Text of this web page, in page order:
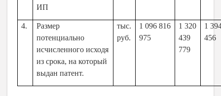
ИП
4.
Размер
потенциально
исчисленного исходя
из срока, на который
выдан патент.
тыс.
руб.
1 096 816
975
1 320
439
779
1
456